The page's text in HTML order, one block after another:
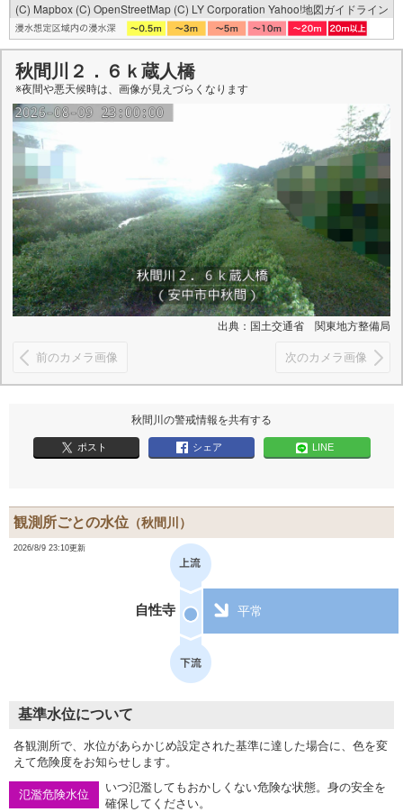
(C) Mapbox (C) OpenStreetMap (C) LY Corporation Yahoo!地図ガイドライン
秋間川２．６ｋ蔵人橋
※夜間や悪天候時は、 画像が見えづらくなります
出典：国土交通省 関東地方整備局
前のカメラ画像 次のカメラ画像
秋間川の警戒情報を共有する
ポスト シェア LINE
観測所ごとの水位 （秋間川）
2026/8/9 23:10更新
自性寺 平常
基準水位について
各観測所で、水位があらかじめ設定された基準に達した場合に、色を変
えて危険度をお知らせします。
氾濫危険水位
いつ氾濫してもおかしくない危険な状態。身の安全を
確保してください。